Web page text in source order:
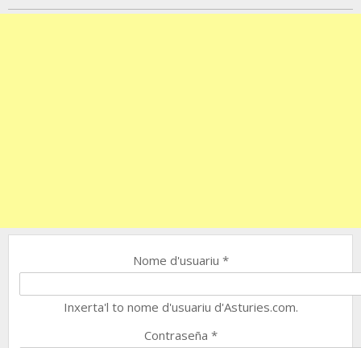
Nome d'usuariu *
Inxerta'l to nome d'usuariu d'Asturies.com.
Contraseña *